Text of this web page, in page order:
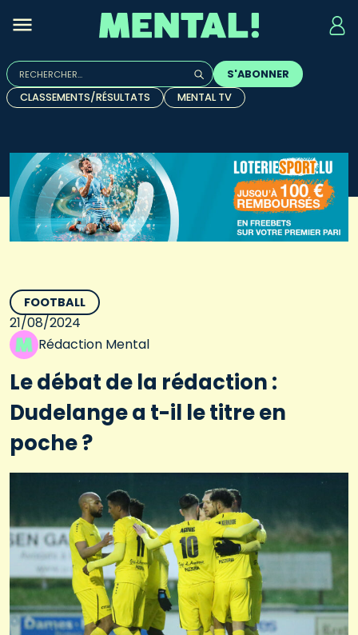
Rechercher :
Quand les résultats de l'auto-complétion sont
S'ABONNER
CLASSEMENTS/RÉSULTATS
MENTAL TV
FOOTBALL
21/08/2024
Rédaction Mental
Le débat de la rédaction :
Dudelange a t-il le titre en
poche ?